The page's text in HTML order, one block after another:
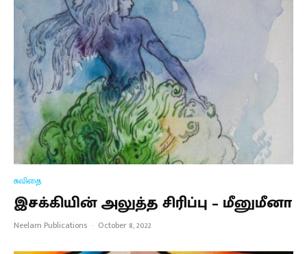
கவிதை
இசக்கியின் அலுத்த சிரிப்பு – மீனுமீனா
Neelam Publications · October 8, 2022